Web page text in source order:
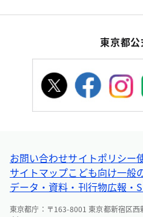
東京都
お問い合わせサイトポリシー
サイトマップこども向け一般
データ・資料・刊行物広報・
東京都庁：〒163-8001 東京都新宿区